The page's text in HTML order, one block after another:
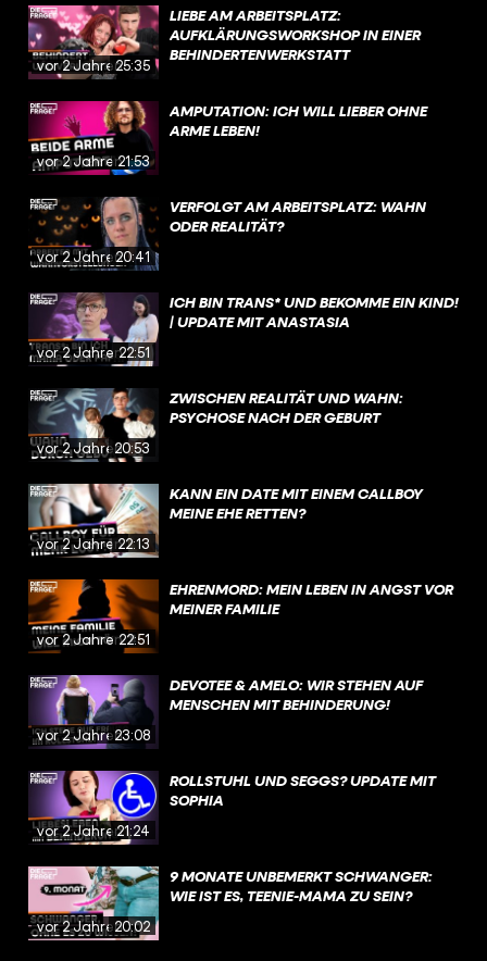
vor 2 Jahren25:35
LIEBE AM ARBEITSPLATZ:
AUFKLÄRUNGSWORKSHOP IN EINER
BEHINDERTENWERKSTATT
vor 2 Jahren21:53
AMPUTATION: ICH WILL LIEBER OHNE
ARME LEBEN!
vor 2 Jahren20:41
VERFOLGT AM ARBEITSPLATZ: WAHN
ODER REALITÄT?
vor 2 Jahren22:51
ICH BIN TRANS* UND BEKOMME EIN KIND!
| UPDATE MIT ANASTASIA
vor 2 Jahren20:53
ZWISCHEN REALITÄT UND WAHN:
PSYCHOSE NACH DER GEBURT
vor 2 Jahren22:13
KANN EIN DATE MIT EINEM CALLBOY
MEINE EHE RETTEN?
vor 2 Jahren22:51
EHRENMORD: MEIN LEBEN IN ANGST VOR
MEINER FAMILIE
vor 2 Jahren23:08
DEVOTEE & AMELO: WIR STEHEN AUF
MENSCHEN MIT BEHINDERUNG!
vor 2 Jahren21:24
ROLLSTUHL UND SEGGS? UPDATE MIT
SOPHIA
vor 2 Jahren20:02
9 MONATE UNBEMERKT SCHWANGER:
WIE IST ES, TEENIE-MAMA ZU SEIN?